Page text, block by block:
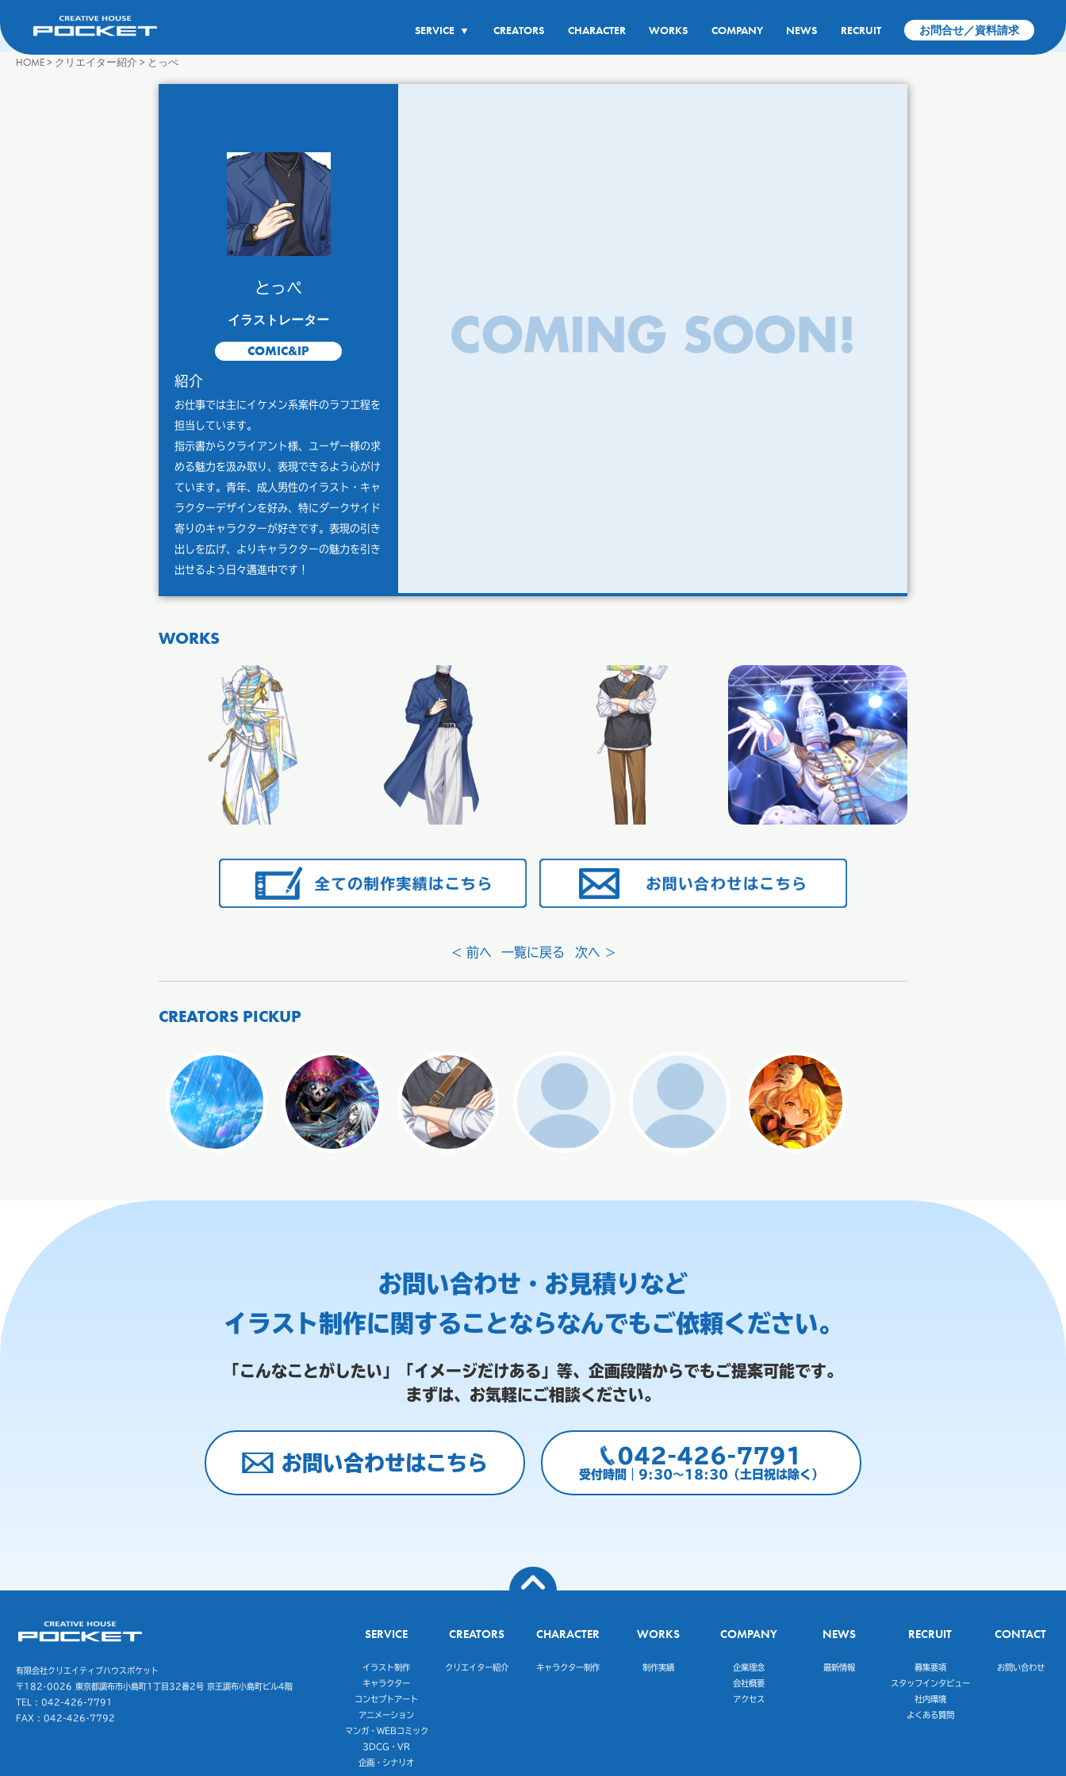
SERVICE ▼ CREATORS CHARACTER WORKS COMPANY NEWS RECRUIT お問合せ／資料請求
HOME> クリエイター紹介 > とっぺ
とっぺ
イラストレーター
COMIC&IP
紹介
お仕事では主にイケメン系案件のラフ工程を
担当しています。
指示書からクライアント様、ユーザー様の求
める魅力を汲み取り、表現できるよう心がけ
ています。青年、成人男性のイラスト・キャ
ラクターデザインを好み、特にダークサイド
寄りのキャラクターが好きです。表現の引き
出しを広げ、よりキャラクターの魅力を引き
出せるよう日々邁進中です！
WORKS
< 前へ 一覧に戻る 次へ >
CREATORS PICKUP
お問い合わせ・お見積りなど
イラスト制作に関することならなんでもご依頼ください。
「こんなことがしたい」「イメージだけある」等、 企画段階からでもご提案可能です。
まずは、お気軽にご相談ください。
お問い合わせはこちら 042-426-7791
受付時間｜9:30～18:30（土日祝は除く）
有限会社クリエイティブハウスポケット
〒182-0026 東京都調布市小島町1丁目32番2号京王調布小島町ビル4階
TEL : 042-426-7791
FAX : 042-426-7792
SERVICE
イラスト制作
キャラクター
コンセプトアート
アニメーション
マンガ・WEBコミック
3DCG・VR
企画・シナリオ
CREATORS
クリエイター紹介
CHARACTER
キャラクター制作
WORKS
制作実績
COMPANY
企業理念
会社概要
アクセス
NEWS
最新情報
RECRUIT
募集要項
スタッフインタビュー
社内環境
よくある質問
CONTACT
お問い合わせ